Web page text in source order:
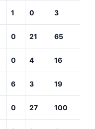
1 0 3
0 21 65
0 4 16
6 3 19
0 27 100